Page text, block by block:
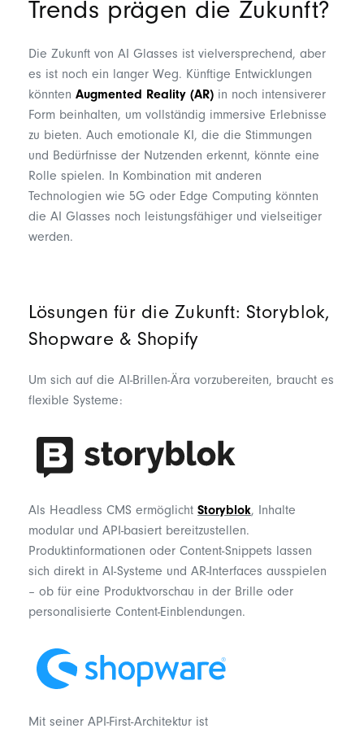
Trends prägen die Zukunft?
Die Zukunft von AI Glasses ist vielversprechend, aber
es ist noch ein langer Weg. Künftige Entwicklungen
könnten Augmented Reality (AR) in noch intensiverer
Form beinhalten, um vollständig immersive Erlebnisse
zu bieten. Auch emotionale KI, die die Stimmungen
und Bedürfnisse der Nutzenden erkennt, könnte eine
Rolle spielen. In Kombination mit anderen
Technologien wie 5G oder Edge Computing könnten
die AI Glasses noch leistungsfähiger und vielseitiger
werden.
Lösungen für die Zukunft: Storyblok,
Shopware & Shopify
Um sich auf die AI-Brillen-Ära vorzubereiten, braucht es
flexible Systeme:
Als Headless CMS ermöglicht Storyblok, Inhalte
modular und API-basiert bereitzustellen.
Produktinformationen oder Content-Snippets lassen
sich direkt in AI-Systeme und AR-Interfaces ausspielen
– ob für eine Produktvorschau in der Brille oder
personalisierte Content-Einblendungen.
Mit seiner API-First-Architektur ist